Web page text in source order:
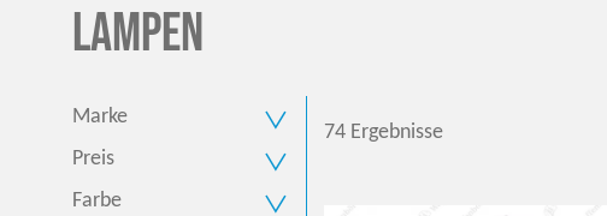
Lampen
Marke
Preis
Farbe
74 Ergebnisse